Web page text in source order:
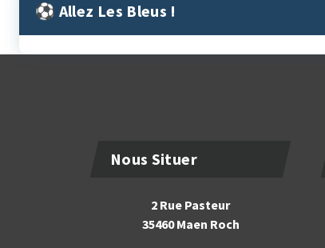
⚽︎ Allez Les Bleus !
Nous Situer
2 Rue Pasteur
35460 Maen Roch